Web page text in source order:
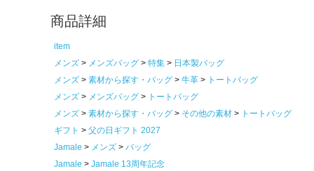
商品詳細
item
メンズ
メンズバッグ 特集
日本製バッグ
メンズ
素材から探す・バッグ 牛革
トートバッグ
メンズ
メンズバッグ
トートバッグ
メンズ
素材から探す・バッグ その他の素材
トートバッグ
ギフト
父の日ギフト 2027
Jamale
メンズ
バッグ
Jamale
Jamale 13周年記念